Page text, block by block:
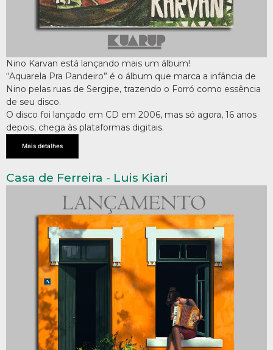
Nino Karvan está lançando mais um álbum!
“Aquarela Pra Pandeiro” é o álbum que marca a infância de
Nino pelas ruas de Sergipe, trazendo o Forró como essência
de seu disco.
O disco foi lançado em CD em 2006, mas só agora, 16 anos
depois, chega às plataformas digitais.
Mais detalhes
Casa de Ferreira - Luis Kiari